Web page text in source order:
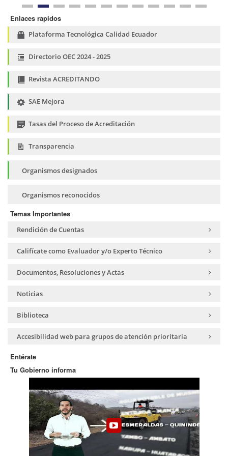
Enlaces rapidos
Plataforma Tecnológica Calidad Ecuador
Directorio OEC 2024 - 2025
Revista ACREDITANDO
SAE Mejora
Tasas del Proceso de Acreditación
Transparencia
Organismos designados
Organismos reconocidos
Temas Importantes
Rendición de Cuentas
Califícate como Evaluador y/o Experto Técnico
Documentos, Resoluciones y Actas
Noticias
Biblioteca
Accesibilidad web para grupos de atención prioritaria
Entérate
Tu Gobierno informa